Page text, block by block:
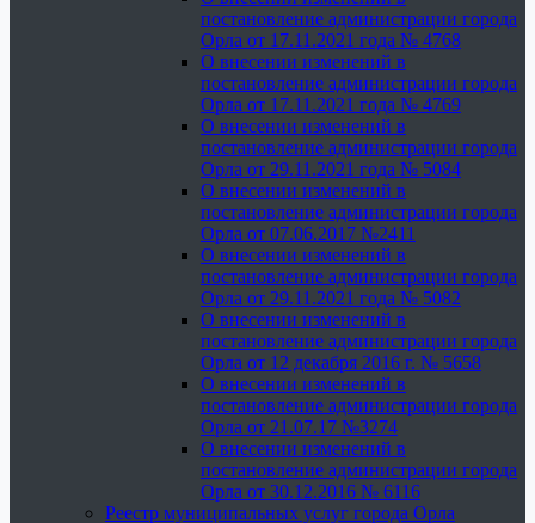
постановление администрации города
Орла от 17.11.2021 года № 4768
О внесении изменений в
постановление администрации города
Орла от 17.11.2021 года № 4769
О внесении изменений в
постановление администрации города
Орла от 29.11.2021 года № 5084
О внесении изменений в
постановление администрации города
Орла от 07.06.2017 №2411
О внесении изменений в
постановление администрации города
Орла от 29.11.2021 года № 5082
О внесении изменений в
постановление администрации города
Орла от 12 декабря 2016 г. № 5658
О внесении изменений в
постановление администрации города
Орла от 21.07.17 №3274
О внесении изменений в
постановление администрации города
Орла от 30.12.2016 № 6116
Реестр муниципальных услуг города Орла